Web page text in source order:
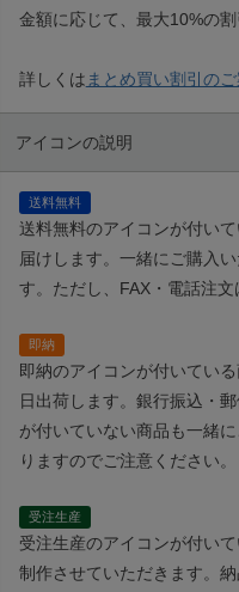
金額に応じて、最大10%の割
詳しくは まとめ買い割引の
アイコンの説明
送料無料
送料無料のアイコンが付い
届けします。一緒にご購入
す。ただし、FAX・電話注文
即納
即納のアイコンが付いてい
日出荷します。銀行振込・
が付いていない商品も一緒
りますのでご注意ください。
受注生産
受注生産のアイコンが付い
制作させていただきます。